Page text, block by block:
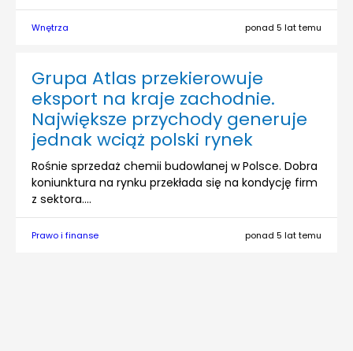
Wnętrza ponad 5 lat temu
Grupa Atlas przekierowuje
eksport na kraje zachodnie.
Największe przychody generuje
jednak wciąż polski rynek
Rośnie sprzedaż chemii budowlanej w Polsce. Dobra
koniunktura na rynku przekłada się na kondycję firm
z sektora....
Prawo i finanse ponad 5 lat temu